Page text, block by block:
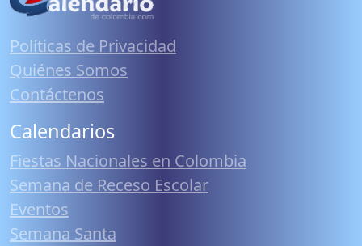
Políticas de Privacidad
Quiénes Somos
Contáctenos
Calendarios
Fiestas Nacionales en Colombia
Semana de Receso Escolar
Eventos
Semana Santa